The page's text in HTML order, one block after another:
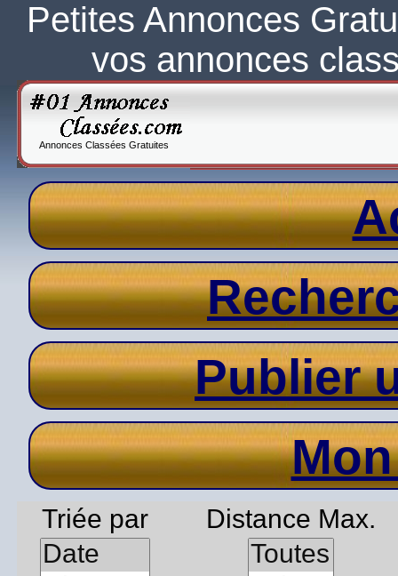
Petites Annonces
vos annonces
Annonces Classées Gratuites
Publier
Triée par Distance Max.